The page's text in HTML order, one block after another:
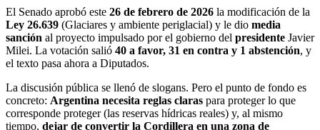
El Senado aprobó este 26 de febrero de 2026 la modificación de la
Ley 26.639 (Glaciares y ambiente periglacial) y le dio media
sanción al proyecto impulsado por el gobierno del presidente Javier
Milei. La votación salió 40 a favor, 31 en contra y 1 abstención, y
el texto pasa ahora a Diputados.
La discusión pública se llenó de slogans. Pero el punto de fondo es
concreto: Argentina necesita reglas claras para proteger lo que
corresponde proteger (las reservas hídricas reales) y, al mismo
tiempo, dejar de convertir la Cordillera en una zona de